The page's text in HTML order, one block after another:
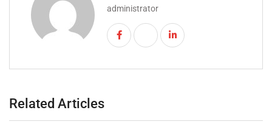
administrator
Related Articles